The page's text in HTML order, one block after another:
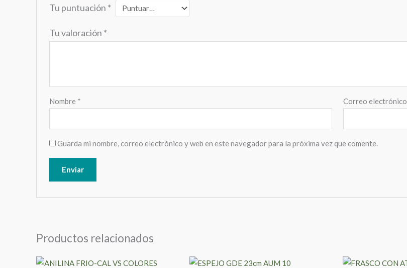
Tu puntuación *
Tu valoración *
Nombre * Correo electrónico
Guarda mi nombre, correo electrónico y web en este navegador para la próxima vez que comente.
Productos relacionados
Este